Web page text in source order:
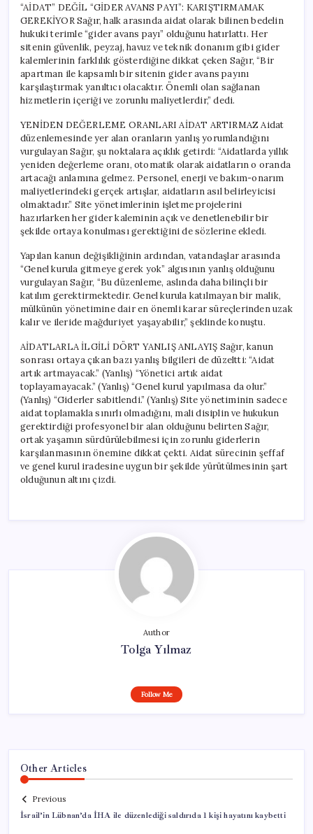
“AİDAT” DEĞİL “GİDER AVANS PAYI”: KARIŞTIRMAMAK
GEREKİYOR Sağır, halk arasında aidat olarak bilinen bedelin
hukuki terimle “gider avans payı” olduğunu hatırlattı. Her
sitenin güvenlik, peyzaj, havuz ve teknik donanım gibi gider
kalemlerinin farklılık gösterdiğine dikkat çeken Sağır, “Bir
apartman ile kapsamlı bir sitenin gider avans payını
karşılaştırmak yanıltıcı olacaktır. Önemli olan sağlanan
hizmetlerin içeriği ve zorunlu maliyetlerdir,” dedi.
YENİDEN DEĞERLEME ORANLARI AİDAT ARTIRMAZ Aidat
düzenlemesinde yer alan oranların yanlış yorumlandığını
vurgulayan Sağır, şu noktalara açıklık getirdi: “Aidatlarda yıllık
yeniden değerleme oranı, otomatik olarak aidatların o oranda
artacağı anlamına gelmez. Personel, enerji ve bakım-onarım
maliyetlerindeki gerçek artışlar, aidatların asıl belirleyicisi
olmaktadır.” Site yönetimlerinin işletme projelerini
hazırlarken her gider kaleminin açık ve denetlenebilir bir
şekilde ortaya konulması gerektiğini de sözlerine ekledi.
Yapılan kanun değişikliğinin ardından, vatandaşlar arasında
“Genel kurula gitmeye gerek yok” algısının yanlış olduğunu
vurgulayan Sağır, “Bu düzenleme, aslında daha bilinçli bir
katılım gerektirmektedir. Genel kurula katılmayan bir malik,
mülkünün yönetimine dair en önemli karar süreçlerinden uzak
kalır ve ileride mağduriyet yaşayabilir,” şeklinde konuştu.
AİDATLARLA İLGİLİ DÖRT YANLIŞ ANLAYIŞ Sağır, kanun
sonrası ortaya çıkan bazı yanlış bilgileri de düzeltti: “Aidat
artık artmayacak.” (Yanlış) “Yönetici artık aidat
toplayamayacak.” (Yanlış) “Genel kurul yapılmasa da olur.”
(Yanlış) “Giderler sabitlendi.” (Yanlış) Site yönetiminin sadece
aidat toplamakla sınırlı olmadığını, mali disiplin ve hukukun
gerektirdiği profesyonel bir alan olduğunu belirten Sağır,
ortak yaşamın sürdürülebilmesi için zorunlu giderlerin
karşılanmasının önemine dikkat çekti. Aidat sürecinin şeffaf
ve genel kurul iradesine uygun bir şekilde yürütülmesinin şart
olduğunun altını çizdi.
Author
Tolga Yılmaz
Follow Me
Other Articles
Previous
İsrail’in Lübnan’da İHA ile düzenlediği saldırıda 1 kişi hayatını kaybetti